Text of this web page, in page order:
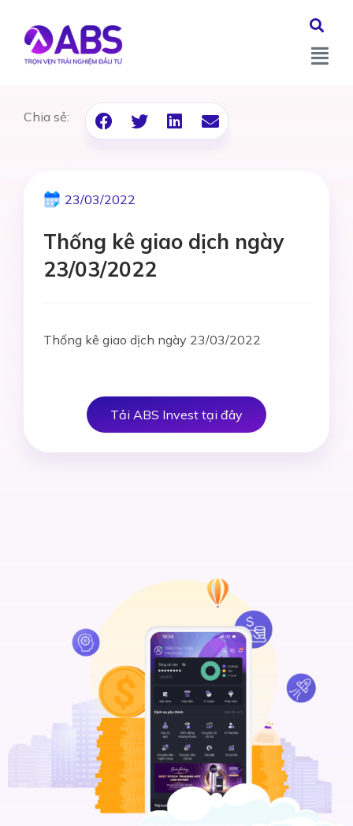
Chia sẻ:
23/03/2022
Thống kê giao dịch ngày
23/03/2022
Thống kê giao dịch ngày 23/03/2022
Tải ABS Invest tại đây